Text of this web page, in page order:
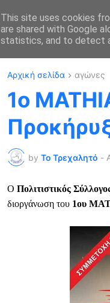
Αρχική σελίδα αγώνες
1ο
by Το Τρεχαλητό -
Ο Πολιτιστικός
διοργάνωση του 1ου
This site uses cookies
are shared with Google
statistics, and to detect